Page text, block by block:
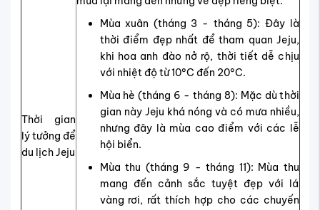
Thời gian
lý tưởng để
du lịch Jeju
Mùa xuân (tháng 3 - tháng 5): Đây là
thời điểm đẹp nhất để tham quan Jeju,
khi hoa anh đào nở rộ, thời tiết dễ chịu
với nhiệt độ từ 10°C đến 20°C.
Mùa hè (tháng 6 - tháng 8): Mặc dù thời
gian này Jeju khá nóng và có mưa nhiều,
nhưng đây là mùa cao điểm với các lễ
hội biển.
Mùa thu (tháng 9 - tháng 11): Mùa thu
mang đến cảnh sắc tuyệt đẹp với lá
vàng rơi, rất thích hợp cho các chuyến